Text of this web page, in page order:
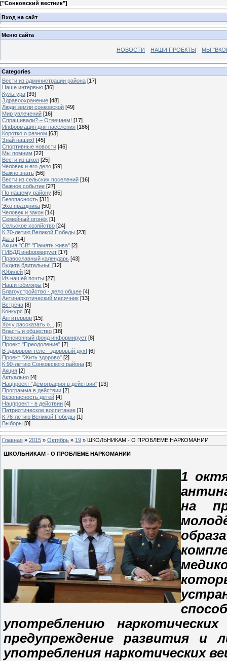
["Сонковский вестник"]
Вход на сайт
Меню сайта
НОВОСТИ НАШИ ПРОЕКТЫ МЫ
Categories
Вести из администрации района [17]
Наше интервью [36]
Культура [39]
Здравоохранение [48]
Люди земли сонковской [49]
Мир увлечений [16]
Спрашивали? – Отвечаем! [17]
Информация для населения [186]
Коротко о разном [63]
Знай наших! [45]
Спортивные новости [46]
Мы помним [22]
Вести из школ [25]
Человек и его дело [59]
Важно знать [56]
Вести из сельских поселений [16]
Важное событие [27]
По нашему району [85]
Безопасность [31]
Эхо праздника [50]
Человек и закон [14]
Семейный огонёк [1]
Сельское хозяйство [24]
К 70-летию Великой Победы [23]
Дата [14]
Акция "СВ" "Память жива" [2]
ГИБДД информирует [17]
Православный календарь [43]
Будьте бдительны! [12]
Юбилей [2]
Из нашей почты [27]
Наши юбиляры [5]
Благоустройство - дело общее [4]
Антинаркотический месячник [13]
Встреча [8]
Конкурс [6]
Антитеррор [15]
Хочу рассказать о...
[5]
Власть и общество [18]
Пенсионный фонд информирует [8]
Проект "Преодоление" [2]
В здоровом теле - здоровый дух! [6]
Проект "Жить здорово" [2]
К 90-летию Сонковского района [3]
Акция [2]
Актуально [4]
Нацпроект "Демография в действии" [13]
Программа в действии [2]
Безопасность детей [4]
Нацпроект - в действии [4]
Патриотическое воспитание [1]
К 76-летию Великой Победы [1]
Выборы [0]
Главная » 2015 » Октябрь » 19 » ШКОЛЬНИКАМ - О ПРОБЛЕМЕ НАРКОМАНИИ
ШКОЛЬНИКАМ - О ПРОБЛЕМЕ НАРКОМАНИИ
1
на
употреблению
предупреждение развития и
употребления наркотических